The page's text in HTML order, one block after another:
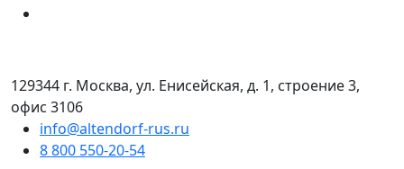
129344 г. Москва, ул. Енисейская, д. 1, строение 3,
офис 3106
info@altendorf-rus.ru
8 800 550-20-54